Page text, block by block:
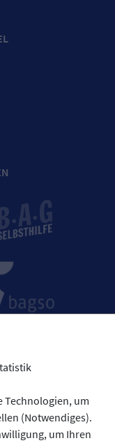
Technologien, um
(Notwendiges).
um Ihren
(AGB)